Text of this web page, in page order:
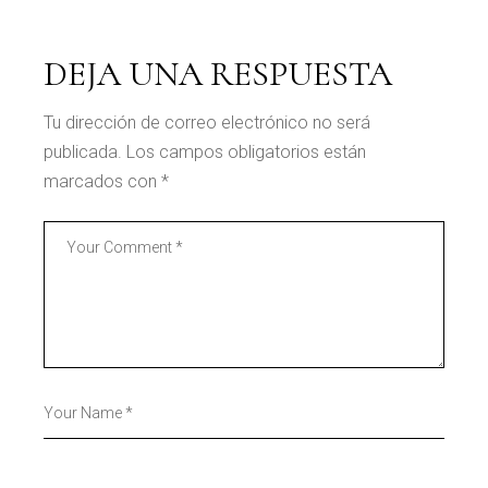
DEJA UNA RESPUESTA
Tu dirección de correo electrónico no será
publicada. Los campos obligatorios están
marcados con*